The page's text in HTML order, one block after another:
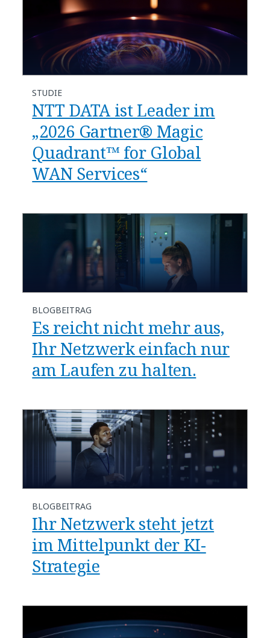
STUDIE
NTT DATA ist Leader im
„2026 Gartner® Magic
Quadrant™ for Global
WAN Services“
BLOGBEITRAG
​​Es reicht nicht mehr aus,
Ihr Netzwerk einfach nur
am Laufen zu halten.​
BLOGBEITRAG
​​Ihr Netzwerk steht jetzt
im Mittelpunkt der KI-
Strategie​